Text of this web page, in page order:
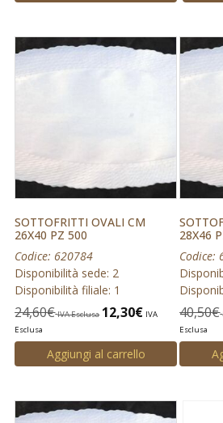
SOTTOFRITTI OVALI CM
26X40 PZ 500
Codice: 620784
Disponibilità sede: 2
Disponibilità filiale: 1
24,60€ IVA Esclusa 12,30€ IVA
Esclusa
Aggiungi al carrello
28X46
Codice:
40,50€
Esclusa